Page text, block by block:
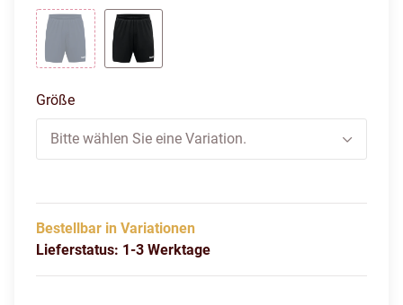
Größe
Bitte wählen Sie eine Variation.
Bestellbar in Variationen
Lieferstatus: 1-3 Werktage